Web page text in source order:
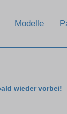
Modelle
wieder vorbei!